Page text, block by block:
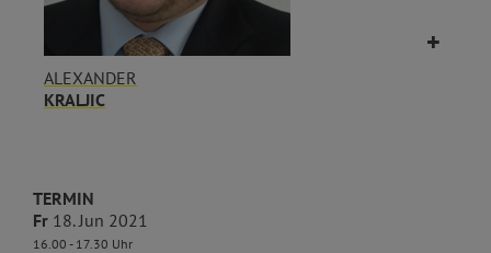
ALEXANDER
KRALJIC
TERMIN
Fr 18. Jun 2021
16.00 - 17.30 Uhr